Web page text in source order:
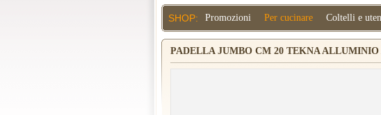
SHOP: Promozioni Per cucinare Coltelli e
PADELLA JUMBO CM 20 TEKNA